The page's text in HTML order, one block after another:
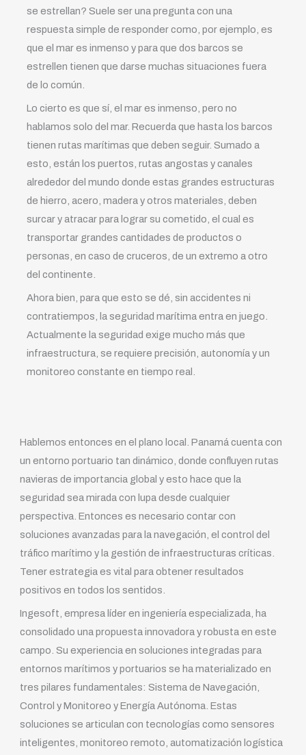
se estrellan? Suele ser una pregunta con una
respuesta simple de responder como, por ejemplo, es
que el mar es inmenso y para que dos barcos se
estrellen tienen que darse muchas situaciones fuera
de lo común.
Lo cierto es que sí, el mar es inmenso, pero no
hablamos solo del mar. Recuerda que hasta los barcos
tienen rutas marítimas que deben seguir. Sumado a
esto, están los puertos, rutas angostas y canales
alrededor del mundo donde estas grandes estructuras
de hierro, acero, madera y otros materiales, deben
surcar y atracar para lograr su cometido, el cual es
transportar grandes cantidades de productos o
personas, en caso de cruceros, de un extremo a otro
del continente.
Ahora bien, para que esto se dé, sin accidentes ni
contratiempos, la seguridad marítima entra en juego.
Actualmente la seguridad exige mucho más que
infraestructura, se requiere precisión, autonomía y un
monitoreo constante en tiempo real.
Hablemos entonces en el plano local. Panamá cuenta con
un entorno portuario tan dinámico, donde confluyen rutas
navieras de importancia global y esto hace que la
seguridad sea mirada con lupa desde cualquier
perspectiva. Entonces es necesario contar con
soluciones avanzadas para la navegación, el control del
tráfico marítimo y la gestión de infraestructuras críticas.
Tener estrategia es vital para obtener resultados
positivos en todos los sentidos.
Ingesoft, empresa líder en ingeniería especializada, ha
consolidado una propuesta innovadora y robusta en este
campo. Su experiencia en soluciones integradas para
entornos marítimos y portuarios se ha materializado en
tres pilares fundamentales: Sistema de Navegación,
Control y Monitoreo y Energía Autónoma. Estas
soluciones se articulan con tecnologías como sensores
inteligentes, monitoreo remoto, automatización logística